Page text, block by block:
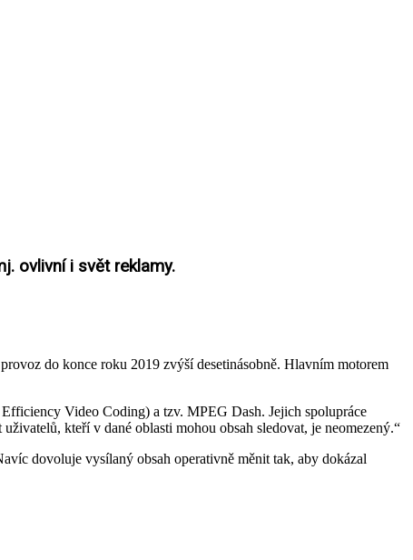
ovlivní i svět reklamy.
do konce roku 2019 zvýší desetinásobně. Hlavním motorem
Video Coding) a tzv. MPEG Dash. Jejich spolupráce
kteří v dané oblasti mohou obsah sledovat, je neomezený.“
dovoluje vysílaný obsah operativně měnit tak, aby dokázal